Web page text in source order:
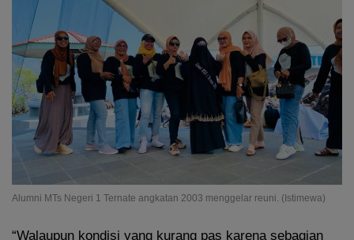
Alumni MTs Negeri 1 Ternate angkatan 2003 menggelar reuni. (Istimewa)
“Walaupun kondisi yang kurang pas karena sebagian